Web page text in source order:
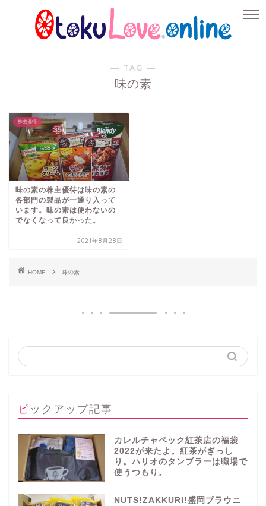
― TAG ―
味の素
株主優待
味の素の株主優待は味の素の
各部門の製品が一通り入って
います。味の素は使わないの
でなくなって良かった。
2021年8月28日
HOME 味の素
ピックアップ記事
カレルチャペック紅茶店の福袋
2022が来たよ。紅茶がぎっし
り。ハリオのタンブラーは職場で
使うつもり。
NUTS!ZAKKURI!盛岡ブラウニ